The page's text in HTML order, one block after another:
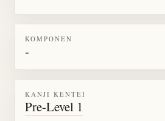
KOMPONEN
-
KANJI KENTEI
Pre-Level 1